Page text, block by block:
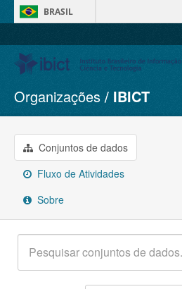
BRASIL
Conjuntos de dados
Organizações
Grupos
Sobre
Organizações IBICT
Conjuntos de dados
Fluxo de Atividades
Sobre